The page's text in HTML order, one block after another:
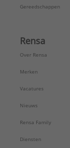
Gereedschappen
Rensa
Over Rensa
Merken
Vacatures
Nieuws
Rensa Family
Diensten